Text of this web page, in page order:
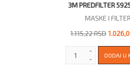
3M PREDFILTER
MASKE I
1.115,22 RSD